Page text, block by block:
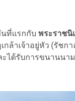
ที่แรกกับ พระราชนิ
ล้าเจ้าอยู่หัว (รัชก
ได้รับการขนานนา